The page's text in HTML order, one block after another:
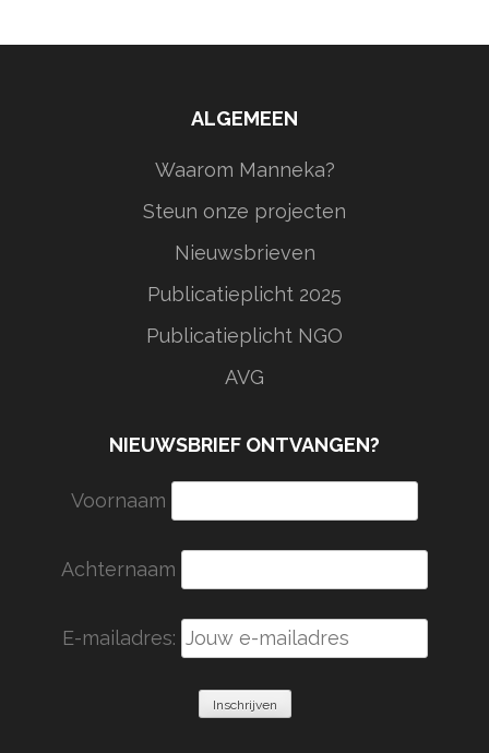
ALGEMEEN
Waarom Manneka?
Steun onze projecten
Nieuwsbrieven
Publicatieplicht 2025
Publicatieplicht NGO
AVG
NIEUWSBRIEF ONTVANGEN?
Voornaam
Achternaam
E-mailadres: